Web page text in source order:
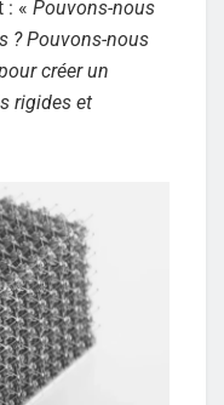
: « Pouvons-nous
? Pouvons-nous
créer un
rigides et